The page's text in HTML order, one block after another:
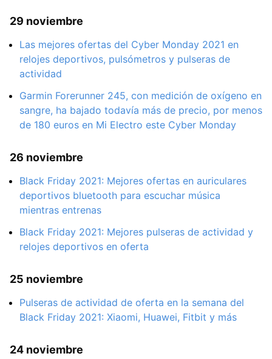
29 noviembre
Las mejores ofertas del Cyber Monday 2021 en
relojes deportivos, pulsómetros y pulseras de
actividad
Garmin Forerunner 245, con medición de oxígeno en
sangre, ha bajado todavía más de precio, por menos
de 180 euros en Mi Electro este Cyber Monday
26 noviembre
Black Friday 2021: Mejores ofertas en auriculares
deportivos bluetooth para escuchar música
mientras entrenas
Black Friday 2021: Mejores pulseras de actividad y
relojes deportivos en oferta
25 noviembre
Pulseras de actividad de oferta en la semana del
Black Friday 2021: Xiaomi, Huawei, Fitbit y más
24 noviembre